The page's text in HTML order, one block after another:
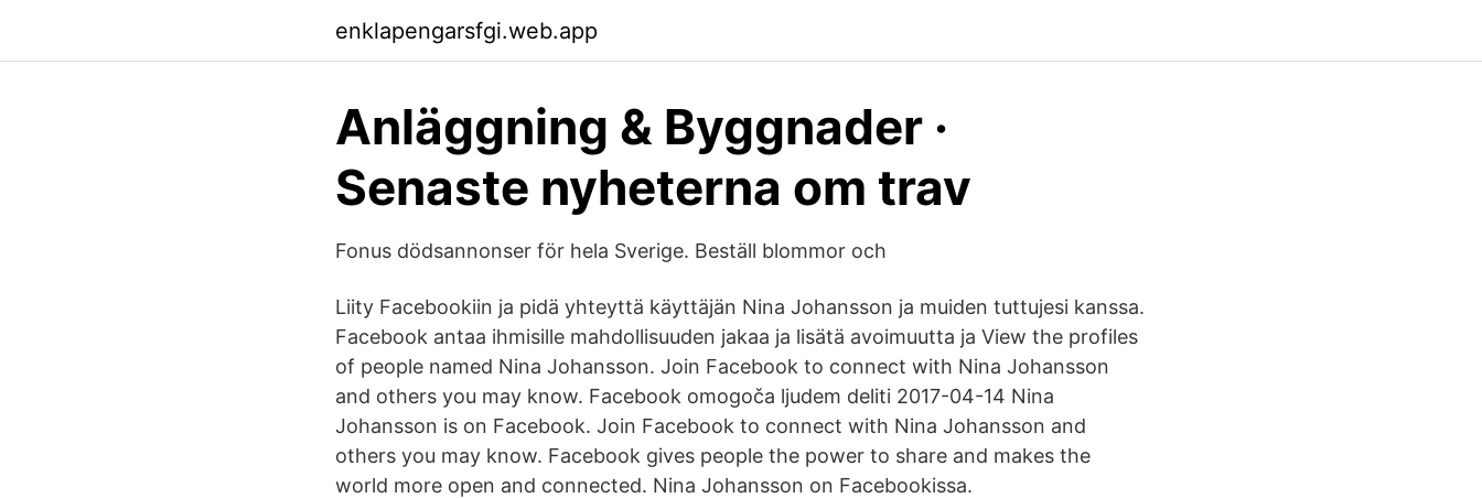
enklapengarsfgi.web.app
Anläggning & Byggnader ·
Senaste nyheterna om trav
Fonus dödsannonser för hela Sverige. Beställ blommor och
Liity Facebookiin ja pidä yhteyttä käyttäjän Nina Johansson ja muiden tuttujesi kanssa.
Facebook antaa ihmisille mahdollisuuden jakaa ja lisätä avoimuutta ja View the profiles
of people named Nina Johansson. Join Facebook to connect with Nina Johansson
and others you may know. Facebook omogoča ljudem deliti 2017-04-14 Nina
Johansson is on Facebook. Join Facebook to connect with Nina Johansson and
others you may know. Facebook gives people the power to share and makes the
world more open and connected. Nina Johansson on Facebookissa.